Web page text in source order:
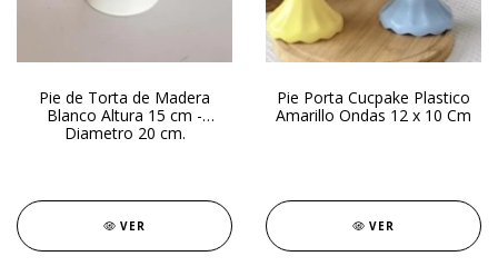
Pie de Torta de Madera
Blanco Altura 15 cm -
Diametro 20 cm.
VER
Pie Porta Cucpake Plastico
Amarillo Ondas 12 x 10 Cm
VER